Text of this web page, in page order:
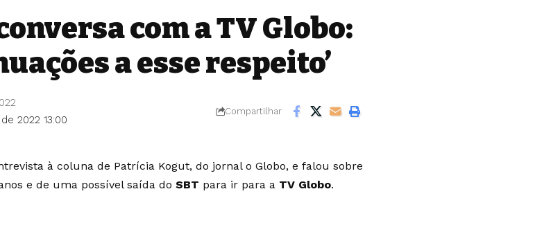
com a TV Globo:
a esse respeito’
2022 13:00
Compartilhar
à coluna de Patrícia Kogut, do jornal o Globo, e falou sobre
e de uma possível saída do SBT para ir para a TV Globo.